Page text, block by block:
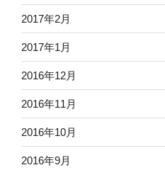
2017年2月
2017年1月
2016年12月
2016年11月
2016年10月
2016年9月